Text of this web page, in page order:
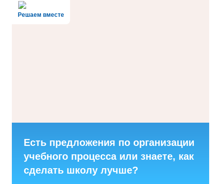
Решаем вместе
Есть предложения по организации
учебного процесса или знаете, как
сделать школу лучше?